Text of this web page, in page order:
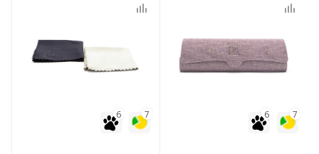
7
6 7
6